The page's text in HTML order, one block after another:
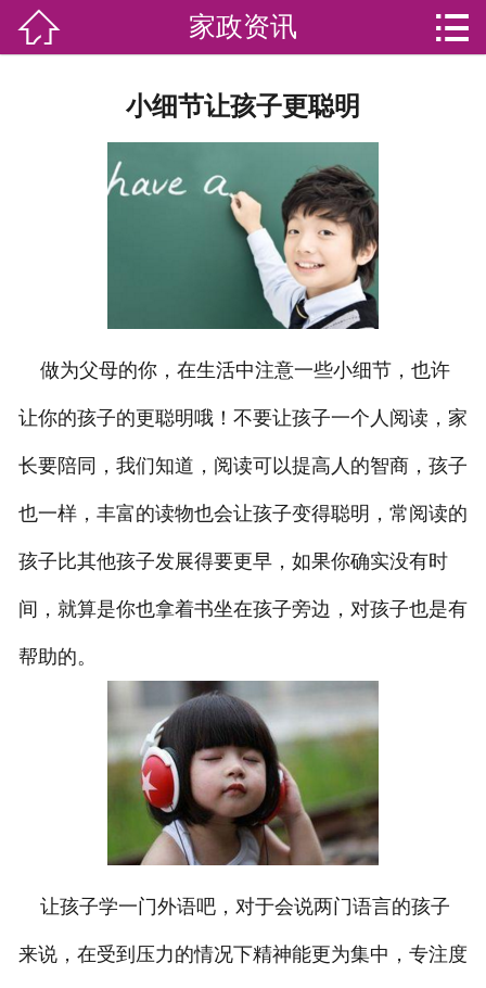
加盟苏家联
荣誉资质
家政资讯
你问我答
关于我们
联系我们
 家政资讯 
小细节让孩子更聪明
做为父母的你，在生活中注意一些小细节，也许
让你的孩子的更聪明哦！不要让孩子一个人阅读，家
长要陪同，我们知道，阅读可以提高人的智商，孩子
也一样，丰富的读物也会让孩子变得聪明，常阅读的
孩子比其他孩子发展得要更早，如果你确实没有时
间，就算是你也拿着书坐在孩子旁边，对孩子也是有
帮助的。
让孩子学一门外语吧，对于会说两门语言的孩子
来说，在受到压力的情况下精神能更为集中，专注度